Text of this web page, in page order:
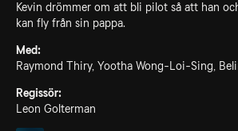
Kevin drömmer om att bli pilot så att han
kan fly från sin pappa.
Med:
Raymond Thiry, Yootha Wong-Loi-Sing,
Regissör:
Leon Golterman